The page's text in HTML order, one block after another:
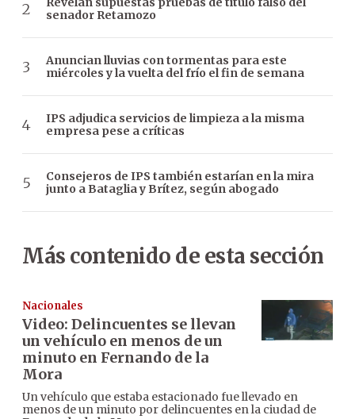
senador Retamozo
Anuncian lluvias con tormentas para este
miércoles y la vuelta del frío el fin de semana
IPS adjudica servicios de limpieza a la misma
empresa pese a críticas
Consejeros de IPS también estarían en la mira
junto a Bataglia y Brítez, según abogado
Más contenido de esta sección
Nacionales
Video: Delincuentes se llevan
un vehículo en menos de un
minuto en Fernando de la
Mora
Un vehículo que estaba estacionado fue llevado en
menos de un minuto por delincuentes en la ciudad de